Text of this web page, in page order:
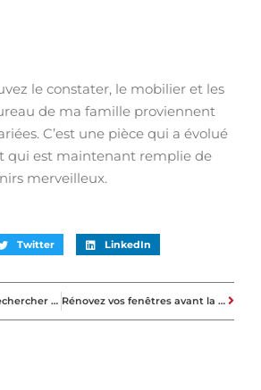
le constater, le mobilier et les
de ma famille proviennent
C’est une pièce qui a évolué
qui est maintenant remplie de
merveilleux.
Twitter LinkedIn
Ce que vous devez rechercher chez un architecte pour la maison de vos rêves Rénovez vos fenêtres avant la vente de votre bien immobilier